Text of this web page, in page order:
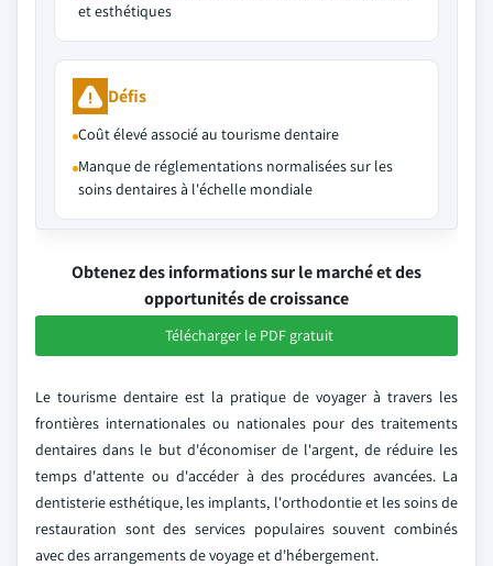
et esthétiques
Défis
Coût élevé associé au tourisme dentaire
Manque de réglementations normalisées sur les
soins dentaires à l'échelle mondiale
Obtenez des informations sur le marché et des
opportunités de croissance
Télécharger le PDF gratuit
Le tourisme dentaire est la pratique de voyager à travers les
frontières internationales ou nationales pour des traitements
dentaires dans le but d'économiser de l'argent, de réduire les
temps d'attente ou d'accéder à des procédures avancées. La
dentisterie esthétique, les implants, l'orthodontie et les soins de
restauration sont des services populaires souvent combinés
avec des arrangements de voyage et d'hébergement.